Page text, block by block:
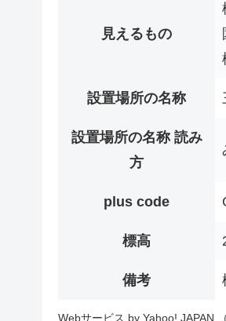
見えるもの
設置場所の名称
設置場所の名称 読み
方
plus code
標高
備考
Webサービス by Yahoo! JAPAN